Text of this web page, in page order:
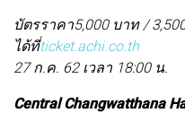
บัตรราคา5,000 บาท /
ได้ที่ticket.achi.co.th
27 ก.ค. 62 เวลา 18:00 น.
Central Changwatthana